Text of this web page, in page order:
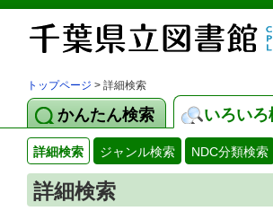
トップページ > 詳細検索
かんたん検索 いろいろ
詳細検索 ジャンル検索 NDC分類検索
詳細検索